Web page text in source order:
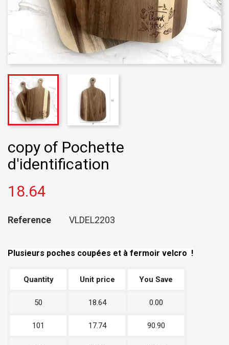
copy of Pochette
d'identification
18.64
Reference VLDEL2203
Plusieurs poches coupées et à fermoir velcro !
Quantity Unit price You Save
50 18.64 0.00
101 17.74 90.90